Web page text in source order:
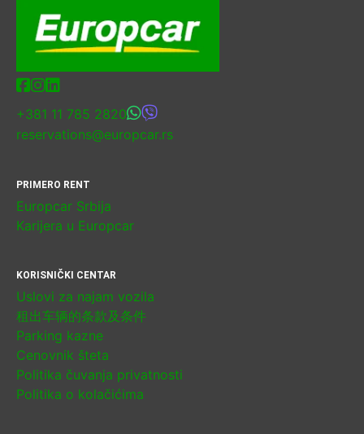
+381 11 785 2820
reservations@europcar.rs
PRIMERO RENT
Europcar Srbija
Karijera u Europcar
KORISNIČKI CENTAR
Uslovi za najam vozila
租出车辆的条款及条件
Parking kazne
Cenovnik šteta
Politika čuvanja privatnosti
Politika o kolačićima